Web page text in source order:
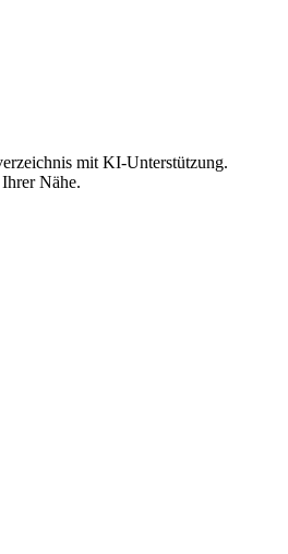
mit KI-Unterstützung.
Nähe.